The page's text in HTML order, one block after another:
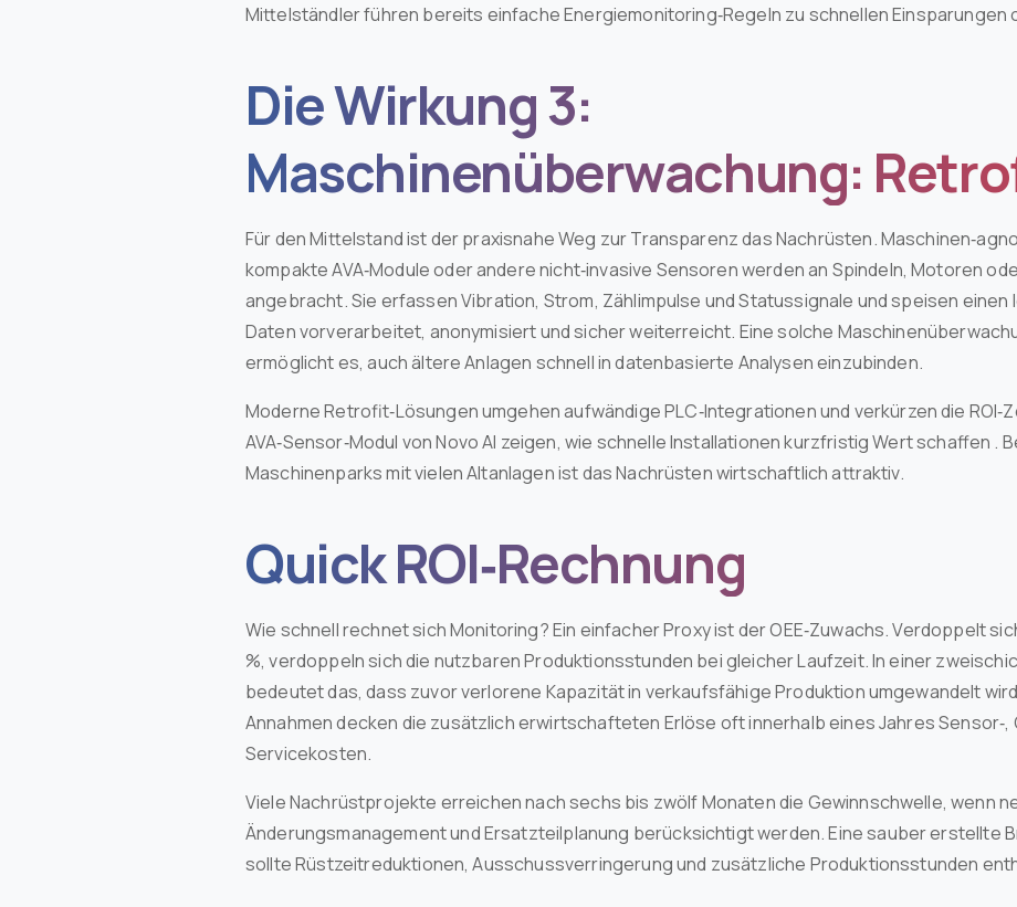
Mittelständler führen bereits einfache Energiemonitoring‑Regeln zu schnellen Einsparungen
Die Wirkung 3:
Maschinenüberwachung:
Für den Mittelstand ist der praxisnahe Weg zur Transparenz das Nachrüsten.
kompakte AVA‑Module oder andere nicht‑invasive Sensoren werden an Spindeln, Motoren
angebracht. Sie erfassen Vibration, Strom, Zählimpulse und Statussignale und speisen einen
Daten vorverarbeitet, anonymisiert und sicher weiterreicht. Eine solche
ermöglicht es, auch ältere Anlagen schnell in datenbasierte Analysen einzubinden.
Moderne Retrofit‑Lösungen umgehen aufwändige PLC‑Integrationen und verkürzen die
AVA‑Sensor‑Modul von Novo AI zeigen, wie schnelle Installationen kurzfristig Wert schaffen .
Maschinenparks mit vielen Altanlagen ist das Nachrüsten wirtschaftlich attraktiv.
Quick ROI‑Rechnung
Wie schnell rechnet sich Monitoring? Ein einfacher Proxy ist der OEE‑Zuwachs. Verdoppelt
%, verdoppeln sich die nutzbaren Produktionsstunden bei gleicher Laufzeit. In einer
bedeutet das, dass zuvor verlorene Kapazität in verkaufsfähige Produktion umgewandelt
Annahmen decken die zusätzlich erwirtschafteten Erlöse oft innerhalb eines Jahres Sensor‑,
Servicekosten.
Viele Nachrüstprojekte erreichen nach sechs bis zwölf Monaten die Gewinnschwelle, wenn
Änderungsmanagement und Ersatzteilplanung berücksichtigt werden. Eine sauber erstellte
sollte Rüstzeitreduktionen, Ausschussverringerung und zusätzliche Produktionsstunden